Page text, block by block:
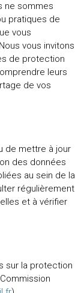
ne sommes
pratiques de
vous
vous invitons
de protection
leurs
de vos
de mettre à jour
des données
au sein de la
régulièrement
et à vérifier
sur la protection